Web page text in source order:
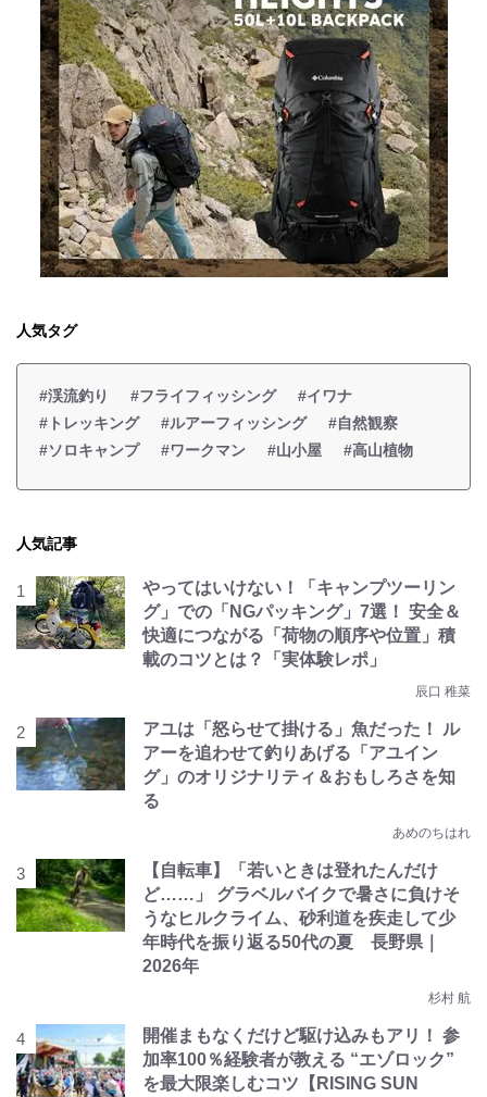
人気タグ
#渓流釣り #フライフィッシング
#イワナ
#トレッキング
#ルアーフィッシング
#自然観察
#ソロキャンプ
#ワークマン #山小屋 #高山植物
人気記事
やってはいけない！「キャンプツーリン
グ」での「NGパッキング」7選！ 安全＆
快適につながる「荷物の順序や位置」積
載のコツとは？「実体験レポ」
辰口 稚菜
アユは「怒らせて掛ける」魚だった！ ル
アーを追わせて釣りあげる「アユイン
グ」のオリジナリティ＆おもしろさを知
る
あめのちはれ
【自転車】「若いときは登れたんだけ
ど……」 グラベルバイクで暑さに負けそ
うなヒルクライム、砂利道を疾走して少
年時代を振り返る50代の夏 長野県｜
2026年
杉村 航
開催まもなくだけど駆け込みもアリ！ 参
加率100％経験者が教える “エゾロック”
を最大限楽しむコツ【RISING SUN